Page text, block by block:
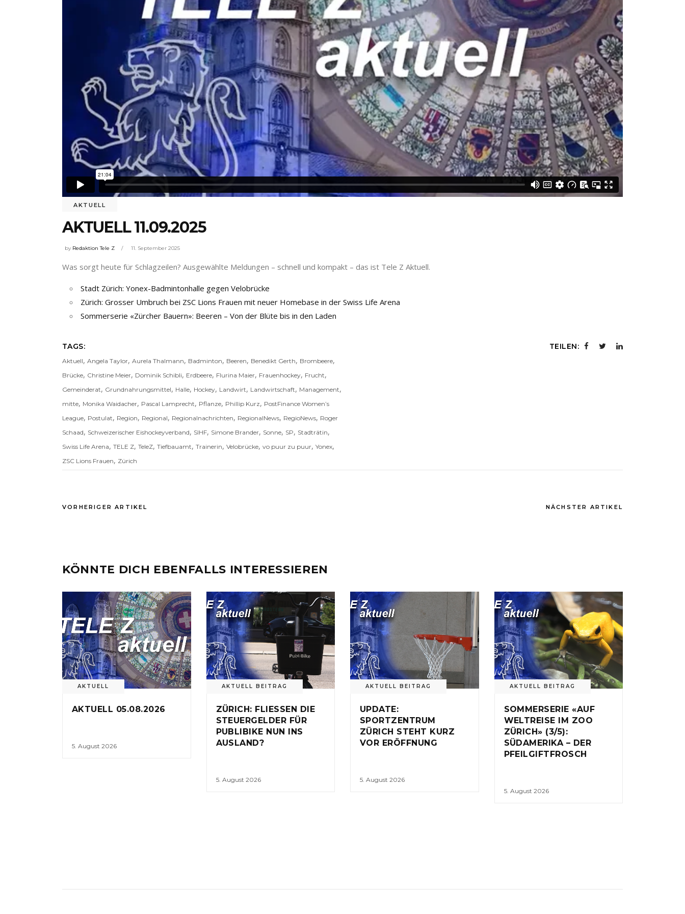
AKTUELL
AKTUELL 11.09.2025
by Redaktion Tele Z 11. September 2025
Was sorgt heute für Schlagzeilen? Ausgewählte Meldungen – schnell und kompakt – das ist Tele Z Aktuell.
Stadt Zürich: Yonex-Badmintonhalle gegen Velobrücke
Zürich: Grosser Umbruch bei ZSC Lions Frauen mit neuer Homebase in der Swiss Life Arena
Sommerserie «Zürcher Bauern»: Beeren – Von der Blüte bis in den Laden
TAGS:
Aktuell, Angela Taylor, Aurela Thalmann, Badminton, Beeren, Benedikt Gerth, Brombeere,
Brücke, Christine Meier, Dominik Schibli, Erdbeere, Flurina Maier, Frauenhockey, Frucht,
Gemeinderat, Grundnahrungsmittel, Halle, Hockey, Landwirt, Landwirtschaft, Management,
mitte, Monika Waidacher, Pascal Lamprecht, Pflanze, Phillip Kurz, PostFinance Women’s
League, Postulat, Region, Regional, Regionalnachrichten, RegionalNews, RegioNews, Roger
Schaad, Schweizerischer Eishockeyverband, SIHF, Simone Brander, Sonne, SP, Stadträtin,
Swiss Life Arena, TELE Z, TeleZ, Tiefbauamt, Trainerin, Velobrücke, vo puur zu puur, Yonex,
ZSC Lions Frauen, Zürich
TEILEN:
VORHERIGER ARTIKEL NÄCHSTER ARTIKEL
KÖNNTE DICH EBENFALLS INTERESSIEREN
AKTUELL
AKTUELL 05.08.2026
5. August 2026
AKTUELL BEITRAG
ZÜRICH: FLIESSEN DIE
STEUERGELDER FÜR
PUBLIBIKE NUN INS
AUSLAND?
5. August 2026
AKTUELL BEITRAG
UPDATE:
SPORTZENTRUM
ZÜRICH STEHT KURZ
VOR ERÖFFNUNG
5. August 2026
AKTUELL BEITRAG
SOMMERSERIE «AUF
WELTREISE IM ZOO
ZÜRICH» (3/5):
SÜDAMERIKA – DER
PFEILGIFTFROSCH
5. August 2026